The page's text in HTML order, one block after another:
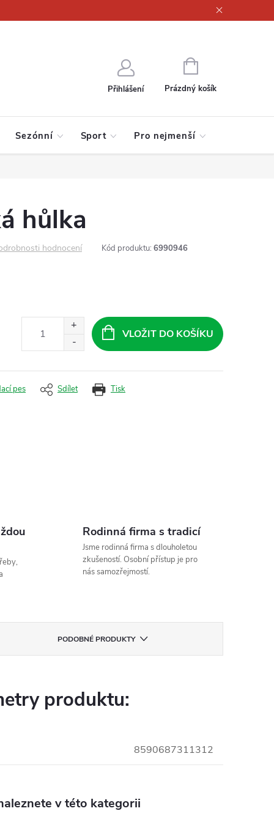
Přihlášení
NÁKUPNÍ
KOŠÍK
Prázdný košík
Sezónní Sport Pro nejmenší
hůlka
hodnocení Kód produktu: 6990946
VLOŽIT DO KOŠÍKU
Tisk
pes Sdílet
Rodinná firma s tradicí
Jsme rodinná firma s dlouholetou
zkušeností. Osobní přístup je pro
nás samozřejmostí.
PODOBNÉ PRODUKTY
produktu:
8590687311312
v této kategorii